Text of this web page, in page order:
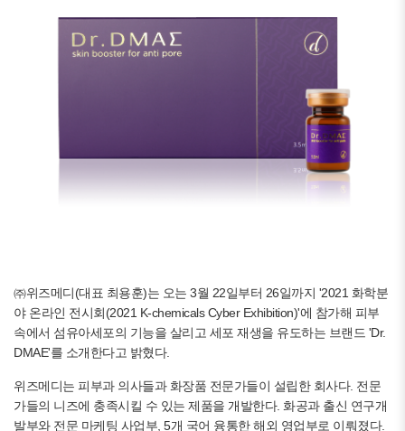
㈜위즈메디(대표 최용훈)는 오는 3월 22일부터 26일까지 '2021 화학분
야 온라인 전시회(2021 K-chemicals Cyber Exhibition)'에 참가해 피부
속에서 섬유아세포의 기능을 살리고 세포 재생을 유도하는 브랜드 'Dr.
DMAE'를 소개한다고 밝혔다.
위즈메디는 피부과 의사들과 화장품 전문가들이 설립한 회사다. 전문
가들의 니즈에 충족시킬 수 있는 제품을 개발한다. 화공과 출신 연구개
발부와 전문 마케팅 사업부, 5개 국어 융통한 해외 영업부로 이뤄졌다.